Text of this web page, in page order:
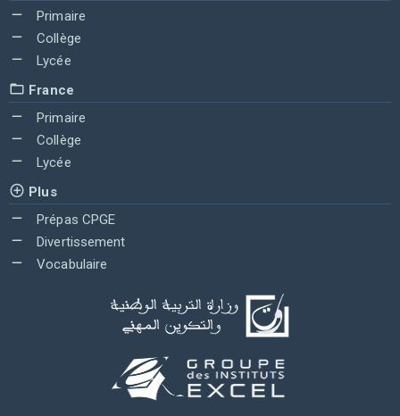
Primaire
Collège
Lycée
France
Primaire
Collège
Lycée
Plus
Prépas CPGE
Divertissement
Vocabulaire